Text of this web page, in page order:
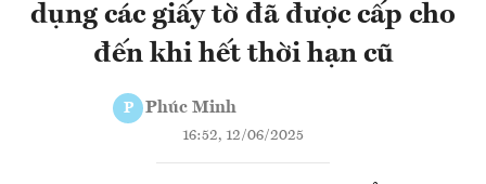
dụng các giấy tờ đã được cấp cho
đến khi hết thời hạn cũ
P Phúc Minh
16:52, 12/06/2025